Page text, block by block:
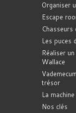
Organiser
Escape
Les puces
Réaliser
Wallace
trésor
La
Nos clés